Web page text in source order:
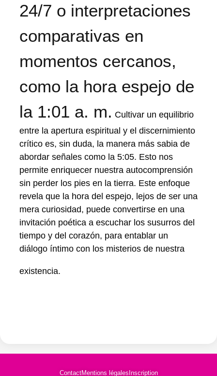
24/7 o interpretaciones
comparativas en
momentos cercanos,
como la hora espejo de
la 1:01 a. m. Cultivar un equilibrio
entre la apertura espiritual y el discernimiento
crítico es, sin duda, la manera más sabia de
abordar señales como la 5:05. Esto nos
permite enriquecer nuestra autocomprensión
sin perder los pies en la tierra. Este enfoque
revela que la hora del espejo, lejos de ser una
mera curiosidad, puede convertirse en una
invitación poética a escuchar los susurros del
tiempo y del corazón, para entablar un
diálogo íntimo con los misterios de nuestra
existencia.
ContactMentions légalesInscription